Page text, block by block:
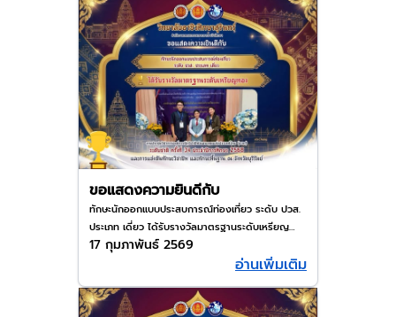
ขอแสดงความยินดีกับ
ทักษะนักออกแบบประสบการณ์ท่องเที่ยว ระดับ ปวส.
ประเภท เดี่ยว ได้รับรางวัลมาตรฐานระดับเหรียญ
ทอง ในงานประชุมองค์การนักวิชาชีพในอนาคตแห่ง
ประเทศไทย ระดับชาติ ครั้งที่ 34 ณ จังหวัดบุรีรัมย์
17 กุมภาพันธ์ 2569
อ่านเพิ่มเติม